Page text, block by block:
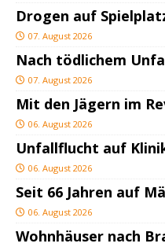
Drogen auf
07. August 2026
Nach tödlichem
07. August 2026
Mit den Jägern im
06. August 2026
Unfallflucht auf
06. August 2026
Seit 66 Jahren auf
06. August 2026
Wohnhäuser nach